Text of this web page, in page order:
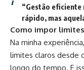
“Gestão eficiente
rápido, mas
Como impor
Na minha
limites claros desde
longo do tempo. E